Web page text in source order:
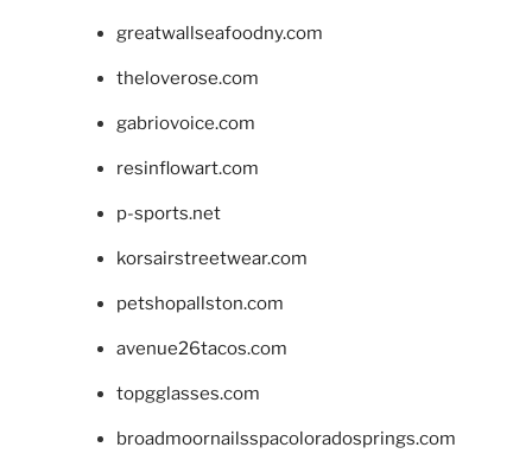
greatwallseafoodny.com
theloverose.com
gabriovoice.com
resinflowart.com
p-sports.net
korsairstreetwear.com
petshopallston.com
avenue26tacos.com
topgglasses.com
broadmoornailsspacoloradosprings.com